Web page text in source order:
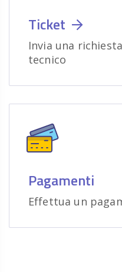
Ticket
Invia una
tecnico
Pagamenti
Effettua un